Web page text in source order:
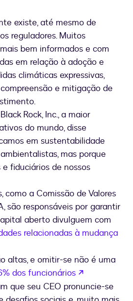
existe, até mesmo de
reguladores. Muitos
bem informados e com
em relação à adoção e
climáticas expressivas,
e mitigação de
Rock, Inc., a maior
do mundo, disse
em sustentabilidade
mas porque
fiduciários de nossos
como a Comissão de Valores
são responsáveis por garantir
aberto divulguem com
relacionadas à mudança
una nueva pestaña
altas, e omitir-se não é uma
dos funcionários
que seu CEO pronuncie-se